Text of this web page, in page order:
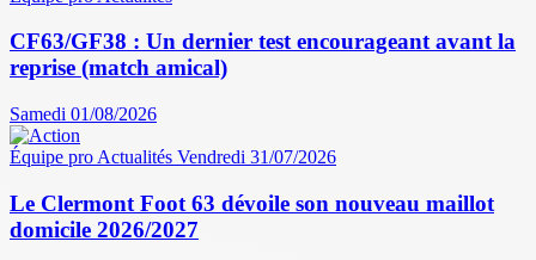
CF63/GF38 : Un dernier test encourageant avant la
reprise (match amical)
Samedi 01/08/2026
Équipe pro Actualités Vendredi 31/07/2026
Le Clermont Foot 63 dévoile son nouveau maillot
domicile 2026/2027